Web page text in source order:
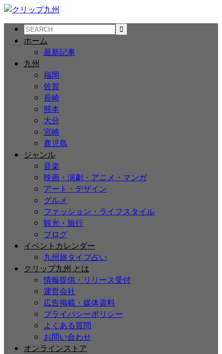
ホーム
最新記事
九州
福岡
佐賀
長崎
熊本
大分
宮崎
鹿児島
ジャンル
音楽
映画・演劇・アニメ・マンガ
アート・デザイン
グルメ
ファッション・ライフスタイル
観光・旅行
ブログ
イベントカレンダー
九州旅タイプ占い
クリップ九州 とは
情報提供・リリース受付
運営会社
広告掲載・媒体資料
プライバシーポリシー
よくある質問
お問い合わせ
オンラインストア